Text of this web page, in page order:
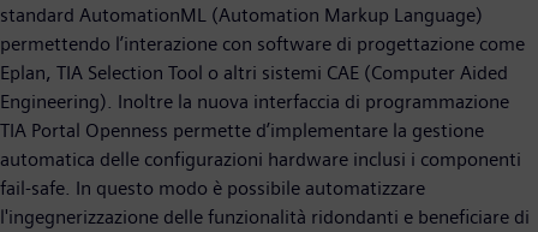
standard AutomationML (Automation Markup Language)
permettendo l’interazione con software di progettazione come
Eplan, TIA Selection Tool o altri sistemi CAE (Computer Aided
Engineering). Inoltre la nuova interfaccia di programmazione
TIA Portal Openness permette d’implementare la gestione
automatica delle configurazioni hardware inclusi i componenti
fail-safe. In questo modo è possibile automatizzare
l'ingegnerizzazione delle funzionalità ridondanti e beneficiare di